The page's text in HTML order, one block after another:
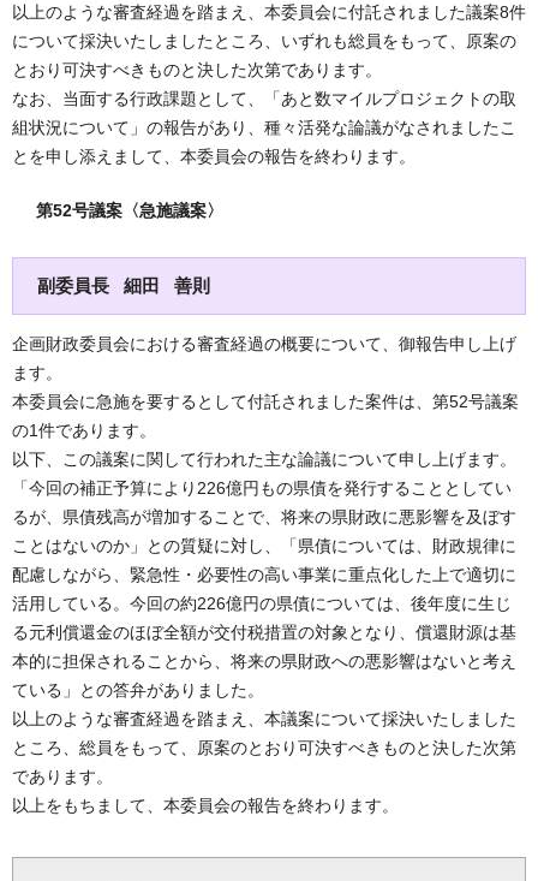
以上のような審査経過を踏まえ、本委員会に付託されました議案8件
について採決いたしましたところ、いずれも総員をもって、原案の
とおり可決すべきものと決した次第であります。
なお、当面する行政課題として、「あと数マイルプロジェクトの取
組状況について」の報告があり、種々活発な論議がなされましたこ
とを申し添えまして、本委員会の報告を終わります。
第52号議案〈急施議案〉
副委員長 細田 善則
企画財政委員会における審査経過の概要について、御報告申し上げ
ます。
本委員会に急施を要するとして付託されました案件は、第52号議案
の1件であります。
以下、この議案に関して行われた主な論議について申し上げます。
「今回の補正予算により226億円もの県債を発行することとしてい
るが、県債残高が増加することで、将来の県財政に悪影響を及ぼす
ことはないのか」との質疑に対し、「県債については、財政規律に
配慮しながら、緊急性・必要性の高い事業に重点化した上で適切に
活用している。今回の約226億円の県債については、後年度に生じ
る元利償還金のほぼ全額が交付税措置の対象となり、償還財源は基
本的に担保されることから、将来の県財政への悪影響はないと考え
ている」との答弁がありました。
以上のような審査経過を踏まえ、本議案について採決いたしました
ところ、総員をもって、原案のとおり可決すべきものと決した次第
であります。
以上をもちまして、本委員会の報告を終わります。